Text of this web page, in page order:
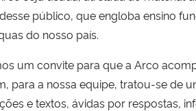
público, que engloba ensino
do nosso país.
um convite para que a Arco
para a nossa equipe, tratou-se de
e textos, ávidas por respostas,